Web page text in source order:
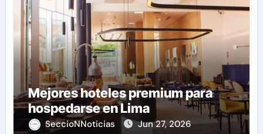
Mejores hoteles premium para
hospedarse en Lima
SeccioNNoticias Jun 27, 2026